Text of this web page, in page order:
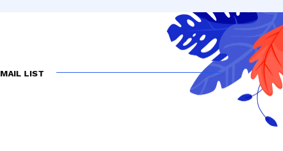
MAIL LIST